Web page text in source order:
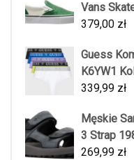
Vans
379,00 zł
Guess
K6YW1
339,99 zł
Męskie
3 Strap
269,99 zł